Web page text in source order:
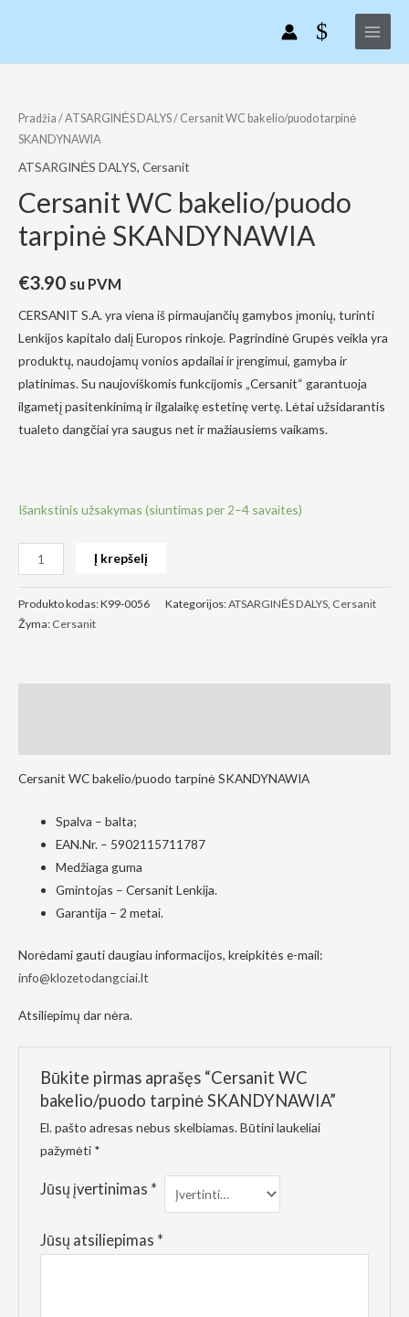
Main
Menu
Pradžia /ATSARGINĖS DALYS/ Cersanit WC bakelio/puodo tarpinė
SKANDYNAWIA
ATSARGINĖS DALYS, Cersanit
Cersanit WC bakelio/puodo
tarpinė SKANDYNAWIA
€3.90 su PVM
CERSANIT S.A. yra viena iš pirmaujančių gamybos įmonių, turinti
Lenkijos kapitalo dalį Europos rinkoje. Pagrindinė Grupės veikla yra
produktų, naudojamų vonios apdailai ir įrengimui, gamyba ir
platinimas. Su naujoviškomis funkcijomis „Cersanit“ garantuoja
ilgametį pasitenkinimą ir ilgalaikę estetinę vertę. Lėtai užsidarantis
tualeto dangčiai yra saugus net ir mažiausiems vaikams.
Išankstinis užsakymas (siuntimas per 2–4 savaites)
kiekis:
Cersanit
WC
tarpinė
SKANDYNAWIA
Į krepšelį
Produkto kodas:K99-0056 Kategorijos:ATSARGINĖS DALYS Cersanit
Žyma: Cersanit
Cersanit WC bakelio/puodo tarpinė SKANDYNAWIA
Spalva – balta;
EAN.Nr. – 5902115711787
Medžiaga guma
Gmintojas – Cersanit Lenkija.
Garantija – 2 metai.
Norėdami gauti daugiau informacijos, kreipkitės e-mail:
info@klozetodangciai.lt
Atsiliepimų dar nėra.
Būkite pirmas aprašęs “Cersanit WC
bakelio/puodo tarpinė SKANDYNAWIA”
El. pašto adresas nebus skelbiamas. Būtini laukeliai
pažymėti *
Jūsų įvertinimas *
Jūsų atsiliepimas *
Šie
slapukai
yra
privalomi.
Jie
reikalingi,
pagerinti
svetainės
funkcionalumą
atsižvelgdami
svetainė yra
naudojama.
svetainė
veiktų kuo
geriau jūsų
metu. Jei
šių slapukų,
funkcijos iš
svetainės
Dalindamiesi
elgesiu, kai
lankotės
SKANDYNAWIA